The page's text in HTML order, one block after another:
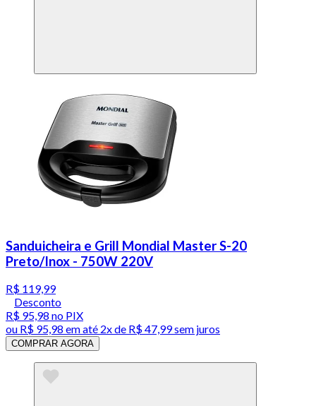
Sanduicheira e Grill Mondial Master S-20
Preto/Inox - 750W 220V
R$ 119,99
Desconto
R$ 95,98 no PIX
ou R$ 95,98 em até 2x de R$ 47,99 sem juros
COMPRAR AGORA